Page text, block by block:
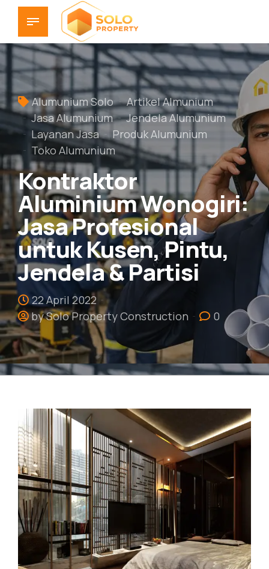
Alumunium Solo
Artikel Almunium
Jasa Alumunium
Jendela Alumunium
Layanan Jasa
Produk Alumunium
Toko Alumunium
Kontraktor
Aluminium Wonogiri:
Jasa Profesional
untuk Kusen, Pintu,
Jendela & Partisi
22 April 2022
by Solo Property Construction
0